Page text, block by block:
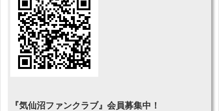
『気仙沼ファンクラブ』会員募集中！